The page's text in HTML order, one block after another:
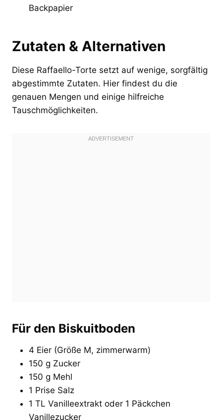
Backpapier
Zutaten & Alternativen
Diese Raffaello-Torte setzt auf wenige, sorgfältig
abgestimmte Zutaten. Hier findest du die
genauen Mengen und einige hilfreiche
Tauschmöglichkeiten.
Für den Biskuitboden
4 Eier (Größe M, zimmerwarm)
150 g Zucker
150 g Mehl
1 Prise Salz
1 TL Vanilleextrakt oder 1 Päckchen
Vanillezucker